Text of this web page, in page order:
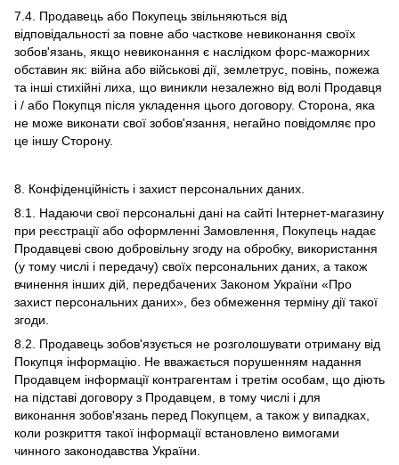
7.4. Продавець або Покупець звільняються від
відповідальності за повне або часткове невиконання своїх
зобов'язань, якщо невиконання є наслідком форс-мажорних
обставин як: війна або військові дії, землетрус, повінь, пожежа
та інші стихійні лиха, що виникли незалежно від волі Продавця
і / або Покупця після укладення цього договору. Сторона, яка
не може виконати свої зобов'язання, негайно повідомляє про
це іншу Сторону.
8. Конфіденційність і захист персональних даних.
8.1. Надаючи свої персональні дані на сайті Інтернет-магазину
при реєстрації або оформленні Замовлення, Покупець надає
Продавцеві свою добровільну згоду на обробку, використання
(у тому числі і передачу) своїх персональних даних, а також
вчинення інших дій, передбачених Законом України «Про
захист персональних даних», без обмеження терміну дії такої
згоди.
8.2. Продавець зобов'язується не розголошувати отриману від
Покупця інформацію. Не вважається порушенням надання
Продавцем інформації контрагентам і третім особам, що діють
на підставі договору з Продавцем, в тому числі і для
виконання зобов'язань перед Покупцем, а також у випадках,
коли розкриття такої інформації встановлено вимогами
чинного законодавства України.